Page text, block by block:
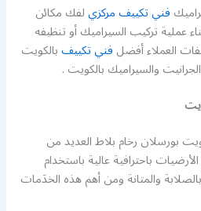
فني تكييف مركزيلفك مكائن
عملية تركيب السيراميك أو تنظيفه
العملاء أفضلفني تكييفبالكويت
والسيراميك بالكويت .
بورسلان رخام بلاط العديد من
باحترافية عالية باستخدام
والمتانة ومن أهم هذه الخدَمات